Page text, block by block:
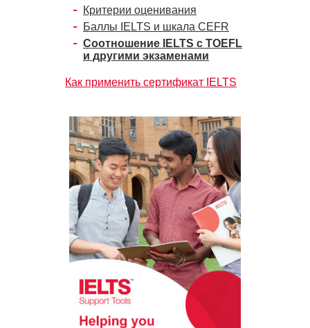
Критерии оценивания
Баллы IELTS и шкала CEFR
Соотношение IELTS с TOEFL
и другими экзаменами
Как применить сертификат IELTS